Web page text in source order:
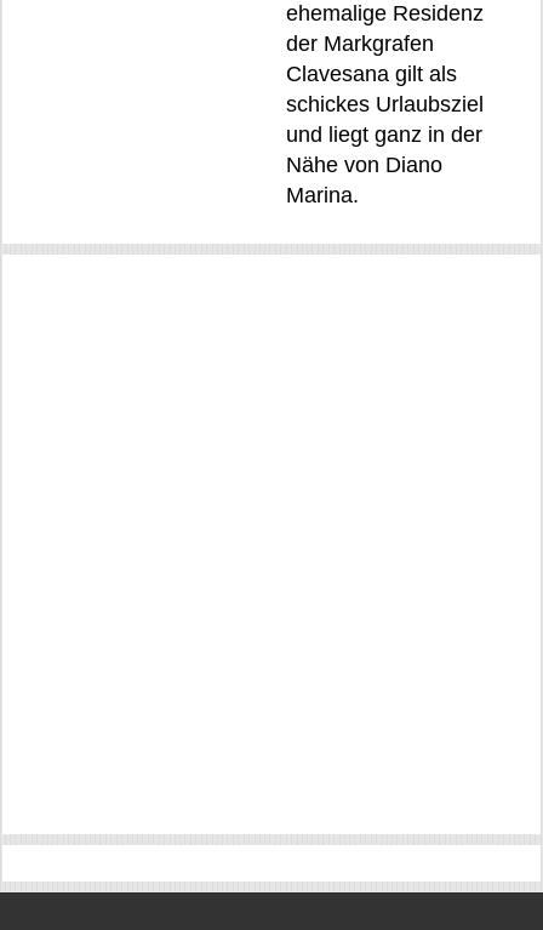
ehemalige Residenz
der Markgrafen
Clavesana gilt als
schickes Urlaubsziel
und liegt ganz in der
Nähe von Diano
Marina.